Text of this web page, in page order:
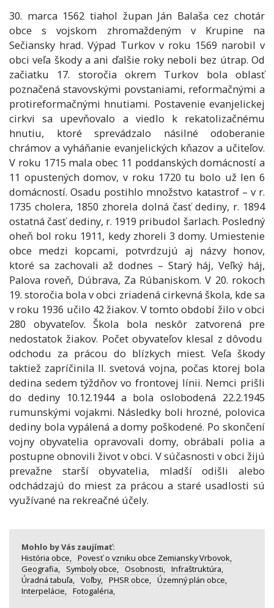
30. marca 1562 tiahol župan Ján Balaša cez chotár
obce s vojskom zhromaždeným v Krupine na
Sečiansky hrad. Výpad Turkov v roku 1569 narobil v
obci veľa škody a ani ďalšie roky neboli bez útrap. Od
začiatku 17. storočia okrem Turkov bola oblasť
poznačená stavovskými povstaniami, reformačnými a
protireformačnými hnutiami. Postavenie evanjelickej
cirkvi sa upevňovalo a viedlo k rekatolizačnému
hnutiu, ktoré sprevádzalo násilné odoberanie
chrámov a vyháňanie evanjelických kňazov a učiteľov.
V roku 1715 mala obec 11 poddanských domácností a
11 opustených domov, v roku 1720 tu bolo už len 6
domácností. Osadu postihlo množstvo katastrof – v r.
1735 cholera, 1850 zhorela dolná časť dediny, r. 1894
ostatná časť dediny, r. 1919 pribudol šarlach. Posledný
oheň bol roku 1911, kedy zhoreli 3 domy. Umiestenie
obce medzi kopcami, potvrdzujú aj názvy honov,
ktoré sa zachovali až dodnes – Starý háj, Veľký háj,
Palova roveň, Dúbrava, Za Rúbaniskom. V 20. rokoch
19. storočia bola v obci zriadená cirkevná škola, kde sa
v roku 1936 učilo 42 žiakov. V tomto období žilo v obci
280 obyvateľov. Škola bola neskôr zatvorená pre
nedostatok žiakov. Počet obyvateľov klesal z dôvodu
odchodu za prácou do blízkych miest. Veľa škody
taktiež zapríčinila II. svetová vojna, počas ktorej bola
dedina sedem týždňov vo frontovej línii. Nemci prišli
do dediny 10.12.1944 a bola oslobodená 22.2.1945
rumunskými vojakmi. Následky boli hrozné, polovica
dediny bola vypálená a domy poškodené. Po skončení
vojny obyvatelia opravovali domy, obrábali polia a
postupne obnovili život v obci. V súčasnosti v obci žijú
prevažne starší obyvatelia, mladší odišli alebo
odchádzajú do miest za prácou a staré usadlosti sú
využívané na rekreačné účely.
Mohlo by Vás zaujímať:
História obce, Povesť o vzniku obce Zemiansky Vrbovok,
Geografia,
Symboly obce, Osobnosti, Infraštruktúra,
Úradná tabuľa, Voľby, PHSR obce, Územný plán obce,
Interpelácie, Fotogaléria,